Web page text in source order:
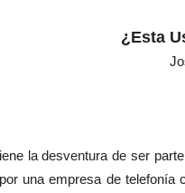
¿Esta
desventura de ser parte
una empresa de